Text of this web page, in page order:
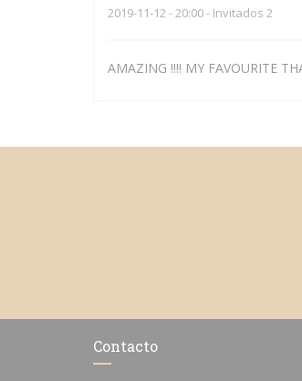
2019-11-12 - 20:00 - Invitados 2
AMAZING !!!! MY FAVOURITE
Contacto